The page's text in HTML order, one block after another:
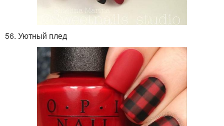
56. Уютный плед